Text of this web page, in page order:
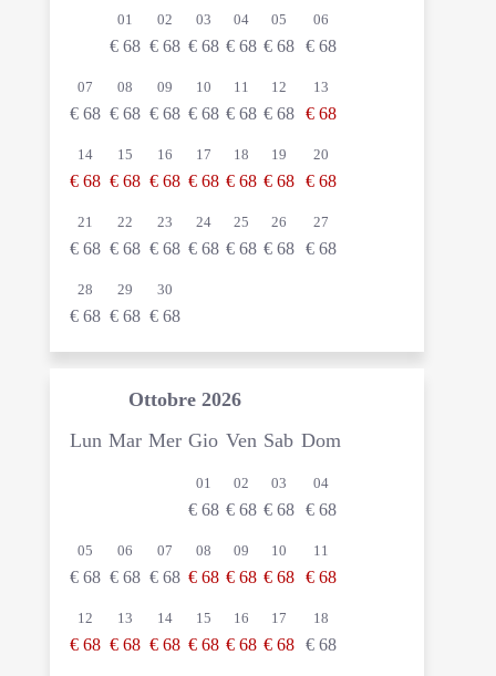
01
€ 68
02
€ 68
03
€ 68
04
€ 68
05
€ 68
06
€ 68
07
€ 68
08
€ 68
09
€ 68
10
€ 68
11
€ 68
12
€ 68
13
€ 68
14
€ 68
15
€ 68
16
€ 68
17
€ 68
18
€ 68
19
€ 68
20
€ 68
21
€ 68
22
€ 68
23
€ 68
24
€ 68
25
€ 68
26
€ 68
27
€ 68
28
€ 68
29
€ 68
30
€ 68
Ottobre 2026
Lun Mar Mer Gio Ven Sab Dom
01
€ 68
02
€ 68
03
€ 68
04
€ 68
05
€ 68
06
€ 68
07
€ 68
08
€ 68
09
€ 68
10
€ 68
11
€ 68
12
€ 68
13
€ 68
14
€ 68
15
€ 68
16
€ 68
17
€ 68
18
€ 68